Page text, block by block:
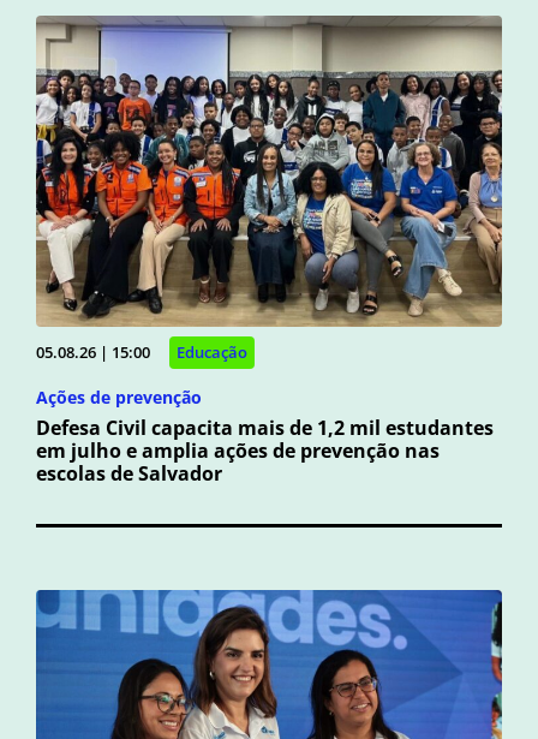
05.08.26 | 15:00 Educação
Ações de prevenção
Defesa Civil capacita mais de 1,2 mil estudantes
em julho e amplia ações de prevenção nas
escolas de Salvador